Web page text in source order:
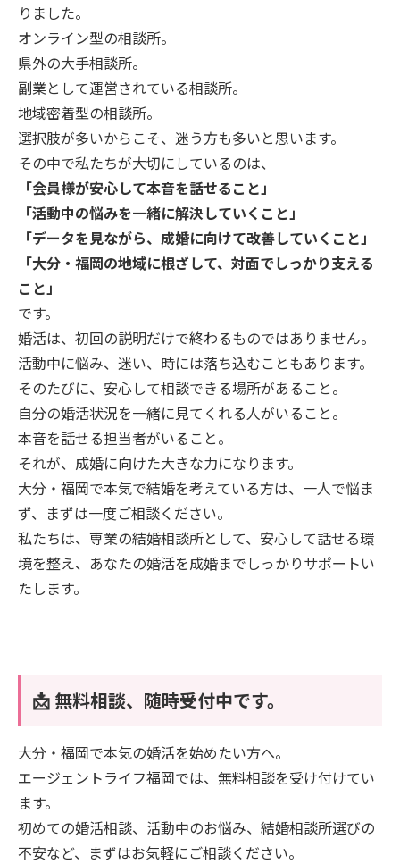
りました。
オンライン型の相談所。
県外の大手相談所。
副業として運営されている相談所。
地域密着型の相談所。
選択肢が多いからこそ、迷う方も多いと思います。
その中で私たちが大切にしているのは、
「会員様が安心して本音を話せること」
「活動中の悩みを一緒に解決していくこと」
「データを見ながら、成婚に向けて改善していくこと」
「大分・福岡の地域に根ざして、対面でしっかり支える
こと」
です。
婚活は、初回の説明だけで終わるものではありません。
活動中に悩み、迷い、時には落ち込むこともあります。
そのたびに、安心して相談できる場所があること。
自分の婚活状況を一緒に見てくれる人がいること。
本音を話せる担当者がいること。
それが、成婚に向けた大きな力になります。
大分・福岡で本気で結婚を考えている方は、一人で悩ま
ず、まずは一度ご相談ください。
私たちは、専業の結婚相談所として、安心して話せる環
境を整え、あなたの婚活を成婚までしっかりサポートい
たします。
📩 無料相談、随時受付中です。
大分・福岡で本気の婚活を始めたい方へ。
エージェントライフ福岡では、無料相談を受け付けてい
ます。
初めての婚活相談、活動中のお悩み、結婚相談所選びの
不安など、まずはお気軽にご相談ください。